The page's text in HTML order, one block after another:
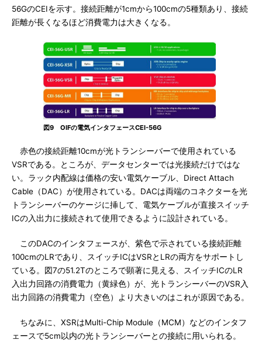
56GのCEIを示す。接続距離が1cmから100cmの5種類あり、接続
距離が長くなるほど消費電力は大きくなる。
図9 OIFの電気インタフェースCEI-56G
赤色の接続距離10cmが光トランシーバーで使用されている
VSRである。ところが、データセンターでは光接続だけではな
い。ラック内配線は価格の安い電気ケーブル、Direct Attach
Cable（DAC）が使用されている。DACは両端のコネクターを光
トランシーバーのケージに挿して、電気ケーブルが直接スイッチ
ICの入出力に接続されて使用できるように設計されている。
このDACのインタフェースが、紫色で示されている接続距離
100cmのLRであり、スイッチICはVSRとLRの両方をサポートし
ている。図7の51.2Tのところで顕著に見える、スイッチICのLR
入出力回路の消費電力（黄緑色）が、光トランシーバーのVSR入
出力回路の消費電力（空色）より大きいのはこれが原因である。
ちなみに、XSRはMulti-Chip Module（MCM）などのインタフ
ェースで5cm以内の光トランシーバーとの接続に用いられる。